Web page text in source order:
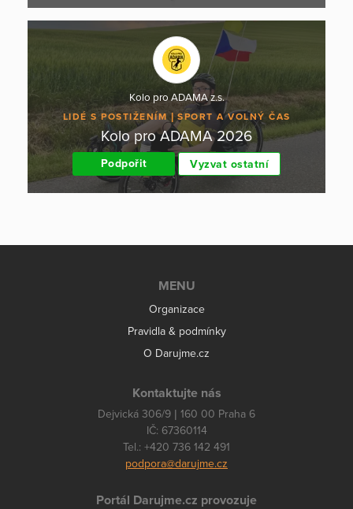
Kolo pro ADAMA z.s.
LIDÉ S POSTIŽENÍM SPORT A VOLNÝ ČAS
Kolo pro ADAMA 2026
Podpořit Vyzvat ostatní
MENU
Organizace
Pravidla & podmínky
O Darujme.cz
Kontaktujte nás
Dejvická 306/9 | 160 00 Praha 6
IČ: 67360114
Tel.: +420 736 142 491
podpora@darujme.cz
Portál Darujme.cz provozuje